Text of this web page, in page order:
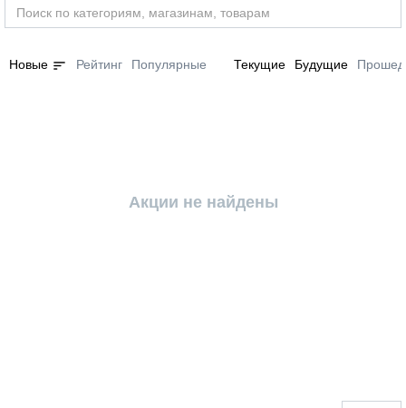
Новые sort Рейтинг Популярные Текущие Будущие
Акции не найдены